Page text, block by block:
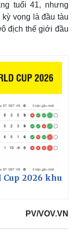
tuổi 41, nhưng
vọng là đầu tàu
địch thế giới đầu
2026 khu
PV/VOV.VN